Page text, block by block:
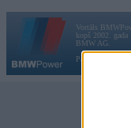
Vortāls
kopš 2002.
BMW AG.
Par BMWPower